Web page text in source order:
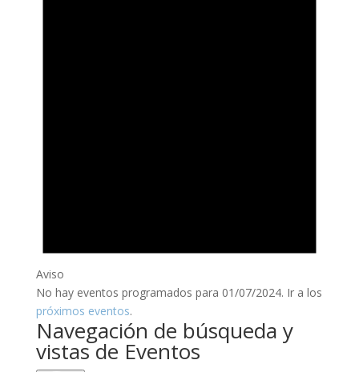
Aviso
No hay eventos programados para 01/07/2024. Ir a los
próximos eventos.
Navegación de búsqueda y
vistas de Eventos